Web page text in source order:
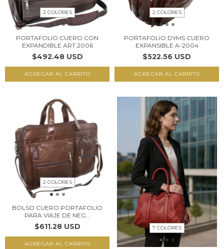
2 COLORES
PORTAFOLIO CUERO CON
EXPANDIBLE ART 2006
$492.48 USD
AGREGAR AL CARRITO
2 COLORES
PORTAFOLIO DYMS CUERO
EXPANSIBLE A-2004
$522.56 USD
AGREGAR AL CARRITO
2 COLORES
BOLSO CUERO PORTAFOLIO
PARA VIAJE DE NEG...
$611.28 USD
AGREGAR AL CARRITO
7 COLORES